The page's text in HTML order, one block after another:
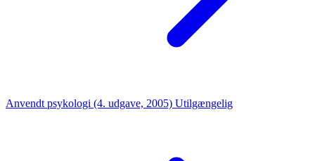
Anvendt psykologi (4. udgave, 2005) Utilgængelig